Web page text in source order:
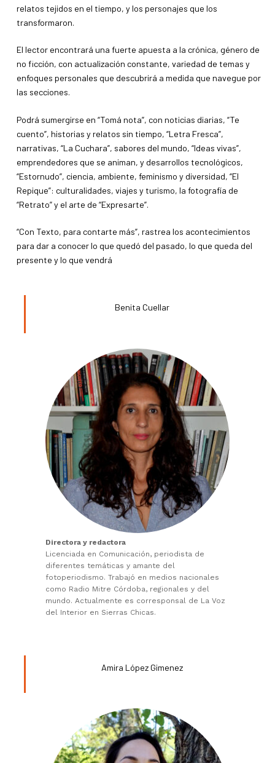
relatos tejidos en el tiempo, y los personajes que los
transformaron.
El lector encontrará una fuerte apuesta a la crónica, género de
no ficción, con actualización constante, variedad de temas y
enfoques personales que descubrirá a medida que navegue por
las secciones.
Podrá sumergirse en “Tomá nota”, con noticias diarias, “Te
cuento”, historias y relatos sin tiempo, “Letra Fresca”,
narrativas, “La Cuchara”, sabores del mundo, “Ideas vivas”,
emprendedores que se animan, y desarrollos tecnológicos,
“Estornudo”, ciencia, ambiente, feminismo y diversidad, “El
Repique”: culturalidades, viajes y turismo, la fotografía de
“Retrato” y el arte de “Expresarte”.
“Con Texto, para contarte más”, rastrea los acontecimientos
para dar a conocer lo que quedó del pasado, lo que queda del
presente y lo que vendrá
Benita Cuellar
Directora y redactora
Licenciada en Comunicación, periodista de
diferentes temáticas y amante del
fotoperiodismo. Trabajó en medios nacionales
como Radio Mitre Córdoba, regionales y del
mundo. Actualmente es corresponsal de La Voz
del Interior en Sierras Chicas.
Amira López Gimenez